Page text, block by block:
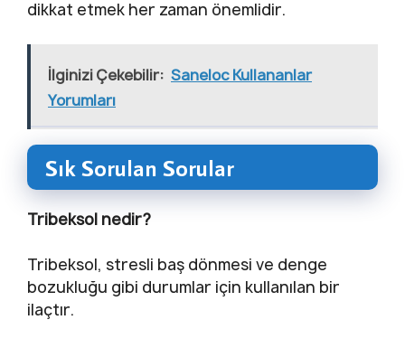
dikkat etmek her zaman önemlidir.
İlginizi Çekebilir: Saneloc Kullananlar
Yorumları
Sık Sorulan Sorular
Tribeksol nedir?
Tribeksol, stresli baş dönmesi ve denge
bozukluğu gibi durumlar için kullanılan bir
ilaçtır.